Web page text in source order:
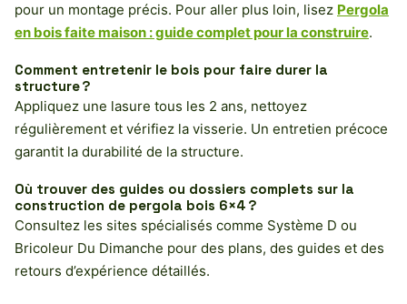
pour un montage précis. Pour aller plus loin, lisez Pergola
en bois faite maison : guide complet pour la construire.
Comment entretenir le bois pour faire durer la
structure ?
Appliquez une lasure tous les 2 ans, nettoyez
régulièrement et vérifiez la visserie. Un entretien précoce
garantit la durabilité de la structure.
Où trouver des guides ou dossiers complets sur la
construction de pergola bois 6×4 ?
Consultez les sites spécialisés comme Système D ou
Bricoleur Du Dimanche pour des plans, des guides et des
retours d’expérience détaillés.